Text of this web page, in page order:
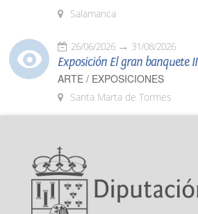
Salamanca
26/06/2026 31/08/2026
Exposición El gran banquete II
ARTE / EXPOSICIONES
Santa Marta de Tormes